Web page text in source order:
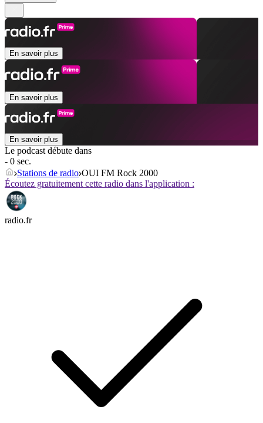
En savoir plus
En savoir plus
En savoir plus
Le podcast débute dans
- 0 sec.
Stations de radio OUI FM Rock 2000
Écoutez gratuitement cette radio dans l'application :
radio.fr